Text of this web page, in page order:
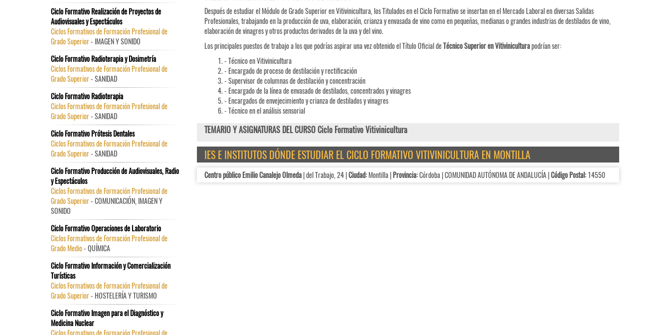
Después de estudiar el Módulo de Grado Superior en Vitivinicultura, los Titulados en el Ciclo Formativo se insertan en el Mercado Laboral en diversas Salidas
Profesionales, trabajando en la producción de uva, elaboración, crianza y envasada de vino como en pequeñas, medianas o grandes industrias de destilados de vino,
elaboración de vinagres y otros productos derivados de la uva y del vino.
Los principales puestos de trabajo a los que podrías aspirar una vez obtenido el Título Oficial deTécnico Superior en Vitiviniculturapodrían ser:
- Técnico en Vitivinicultura
- Encargado de proceso de destilación y rectificación
- Supervisor de columnas de destilación y concentración
- Encargado de la línea de envasado de destilados, concentrados y vinagres
- Encargados de envejecimiento y crianza de destilados y vinagres
- Técnico en el análisis sensorial
TEMARIO Y ASIGNATURAS DEL CURSO Ciclo Formativo Vitivinicultura
IES E INSTITUTOS DÓNDE ESTUDIAR EL CICLO FORMATIVO VITIVINICULTURA EN MONTILLA
Centro público Emilio Canalejo Olmeda| del Trabajo, 24 |Ciudad:Montilla |Provincia:Córdoba | COMUNIDAD AUTÓNOMA DE ANDALUCÍA |Código Postal:14550
Ciclo Formativo Realización de Proyectos de
Audiovisuales y Espectáculos
Ciclos Formativos de Formación Profesional de
Grado Superior- IMAGEN Y SONIDO
Ciclo Formativo Radioterapia y Dosimetría
Ciclos Formativos de Formación Profesional de
Grado Superior- SANIDAD
Ciclo Formativo Radioterapia
Ciclos Formativos de Formación Profesional de
Grado Superior- SANIDAD
Ciclo Formativo Prótesis Dentales
Ciclos Formativos de Formación Profesional de
Grado Superior- SANIDAD
Ciclo Formativo Producción de Audiovisuales, Radio
y Espectáculos
Ciclos Formativos de Formación Profesional de
Grado Superior- COMUNICACIÓN, IMAGEN Y
SONIDO
Ciclo Formativo Operaciones de Laboratorio
Ciclos Formativos de Formación Profesional de
Grado Medio- QUÍMICA
Ciclo Formativo Información y Comercialización
Turísticas
Ciclos Formativos de Formación Profesional de
Grado Superior- HOSTELERÍA Y TURISMO
Ciclo Formativo Imagen para el Diagnóstico y
Medicina Nuclear
Ciclos Formativos de Formación Profesional de